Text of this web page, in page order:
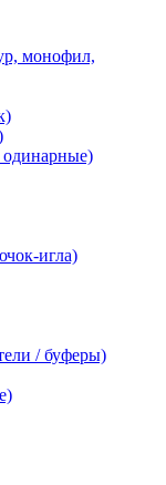
монофил,
игла)
/ буферы)